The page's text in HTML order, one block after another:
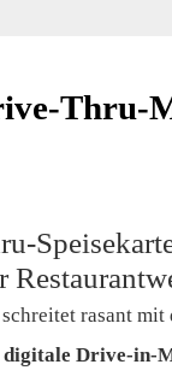
Thru-
rasant
digitale Drive-in-